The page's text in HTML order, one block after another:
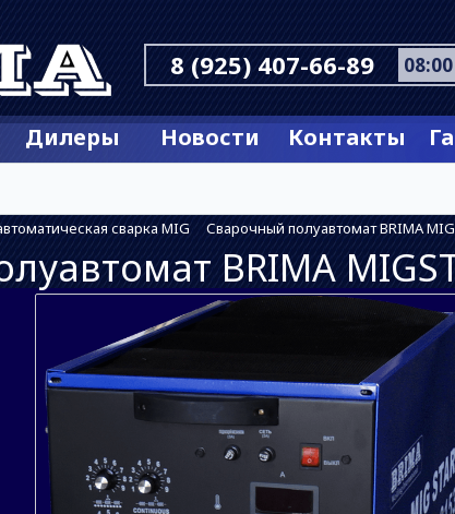
8 (925) 407-66-89
Дилеры Новости Контакты
сварка MIG Сварочный полуавтомат BRIMA
BRIMA